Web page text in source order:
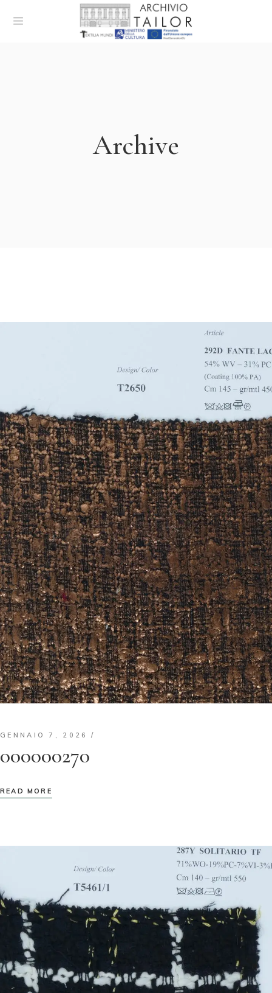
Archive
GENNAIO 7, 2026
000000270
READ MORE